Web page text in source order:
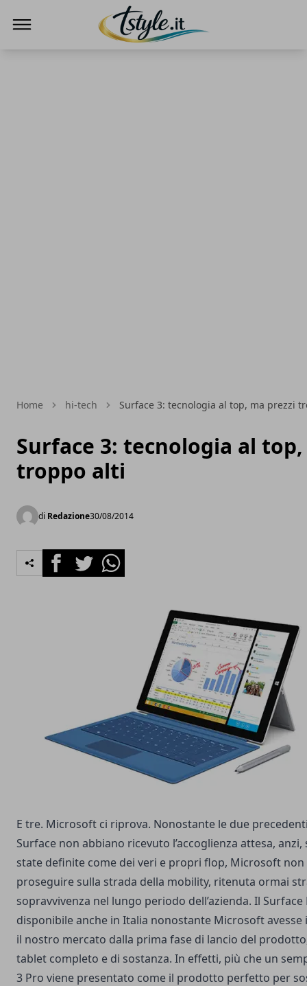
Home hi-tech Surface 3: tecnologia al top, ma prezzi
Surface 3: tecnologia al
troppo alti
di Redazione30/08/2014
FacebookTwitterWhatsapp
E tre. Microsoft ci riprova. Nonostante le due
Surface non abbiano ricevuto l’accoglienza attesa,
state definite come dei veri e propri flop, Microsoft non
proseguire sulla strada della mobility, ritenuta ormai
sopravvivenza nel lungo periodo dell’azienda. Il
disponibile anche in Italia nonostante Microsoft avesse
il nostro mercato dalla prima fase di lancio del
tablet completo e di sostanza. In effetti, più che un
3 Pro viene presentato come il prodotto perfetto per